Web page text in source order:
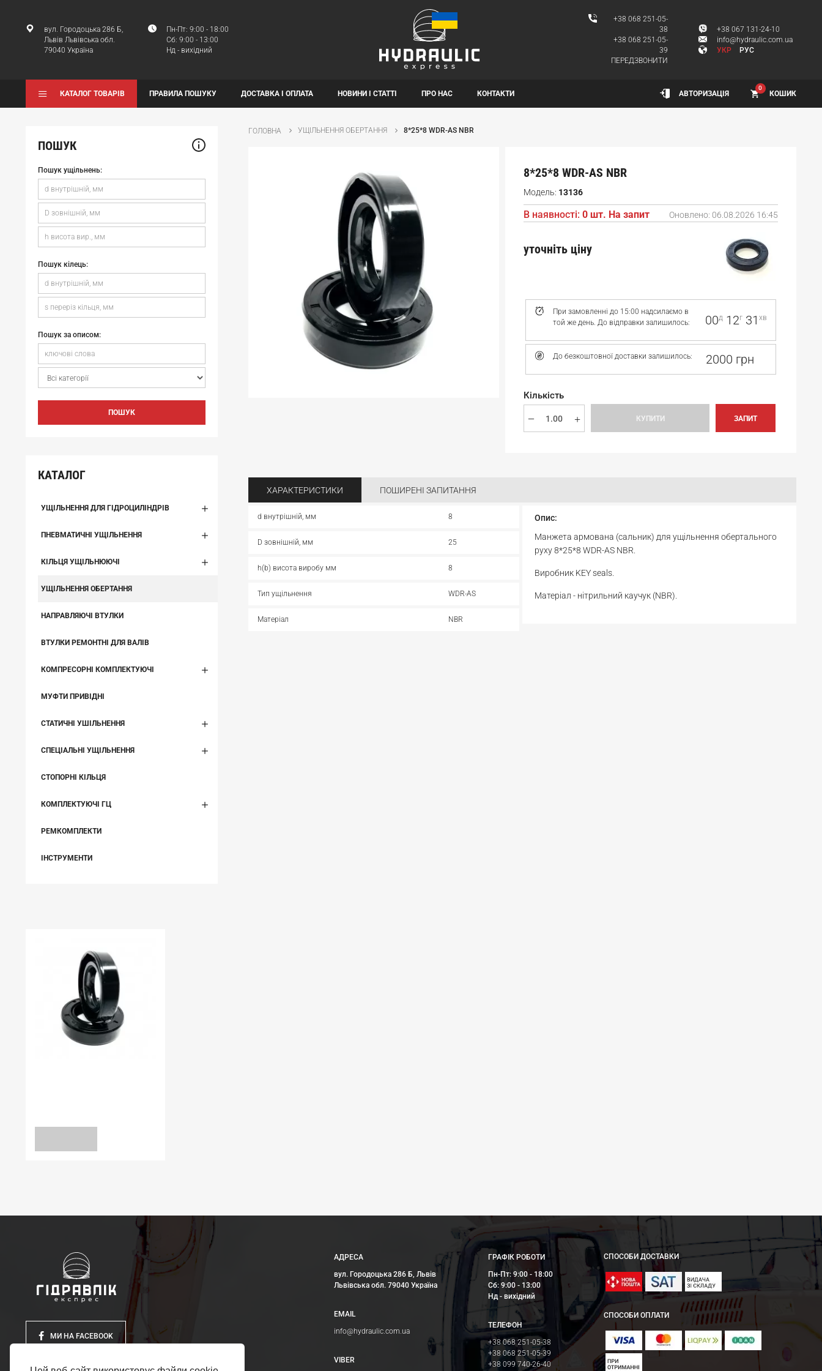
вул. Городоцька 286 Б,
Львів Львівська обл.
79040 Україна
Пн-Пт: 9:00 - 18:00
Сб: 9:00 - 13:00
Нд - вихідний
+38 068 251-05-
38
+38 068 251-05-
39
ПЕРЕДЗВОНИТИ
+38 067 131-24-10
info@hydraulic.com.ua
УКР
РУС
КАТАЛОГ ТОВАРІВ ПРАВИЛА ПОШУКУ ДОСТАВКА І ОПЛАТА НОВИНИ І СТАТТІ ПРО НАС КОНТАКТИ АВТОРИЗАЦІЯ КОШИК
0
ПОШУК
Пошук ущільнень:
Пошук кілець:
Пошук за описом:
ПОШУК
КАТАЛОГ
УЩІЛЬНЕННЯ ДЛЯ ГІДРОЦИЛІНДРІВ
ПНЕВМАТИЧНІ УЩІЛЬНЕННЯ
КІЛЬЦЯ УЩІЛЬНЮЮЧІ
УЩІЛЬНЕННЯ ОБЕРТАННЯ
НАПРАВЛЯЮЧІ ВТУЛКИ
ВТУЛКИ РЕМОНТНІ ДЛЯ ВАЛІВ
КОМПРЕСОРНІ КОМПЛЕКТУЮЧІ
МУФТИ ПРИВІДНІ
СТАТИЧНІ УШІЛЬНЕННЯ
СПЕЦІАЛЬНІ УЩІЛЬНЕННЯ
СТОПОРНІ КІЛЬЦЯ
КОМПЛЕКТУЮЧІ ГЦ
РЕМКОМПЛЕКТИ
ІНСТРУМЕНТИ
ГОЛОВНА УЩІЛЬНЕННЯ ОБЕРТАННЯ 8*25*8 WDR-AS NBR
8*25*8 WDR-AS NBR
Модель: 13136
В наявності: 0 шт. На запит Оновлено: 06.08.2026 16:45
При замовленні до 15:00 надсилаємо в
той же день. До відправки залишилось:
00д 12г 31хв
До безкоштовної доставки залишилось: 2000 грн
уточніть ціну
Кількість
КУПИТИ ЗАПИТ
ХАРАКТЕРИСТИКИ ПОШИРЕНІ ЗАПИТАННЯ
d внутрішній, мм 8
D зовнішній, мм 25
h(b) висота виробу мм 8
Тип ущільнення WDR-AS
Матеріал NBR
Опис:
Манжета армована (сальник) для ущільнення обертального
руху 8*25*8 WDR-AS NBR.
Виробник KEY seals.
Матеріал - нітрильний каучук (NBR).
МИ НА FACEBOOK
АДРЕСА
вул. Городоцька 286 Б, Львів
Львівська обл. 79040 Україна
EMAIL
info@hydraulic.com.ua
VIBER
ГРАФІК РОБОТИ
Пн-Пт: 9:00 - 18:00
Сб: 9:00 - 13:00
Нд - вихідний
ТЕЛЕФОН
+38 068 251-05-38
+38 068 251-05-39
+38 099 740-26-40
СПОСОБИ ДОСТАВКИ
СПОСОБИ ОПЛАТИ